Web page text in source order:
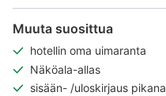
Muuta suosittua
hotellin oma uimaranta
Näköala-allas
sisään- /uloskirjaus pikana